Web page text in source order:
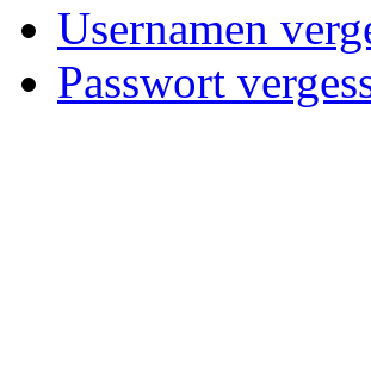
Usernamen
Passwort